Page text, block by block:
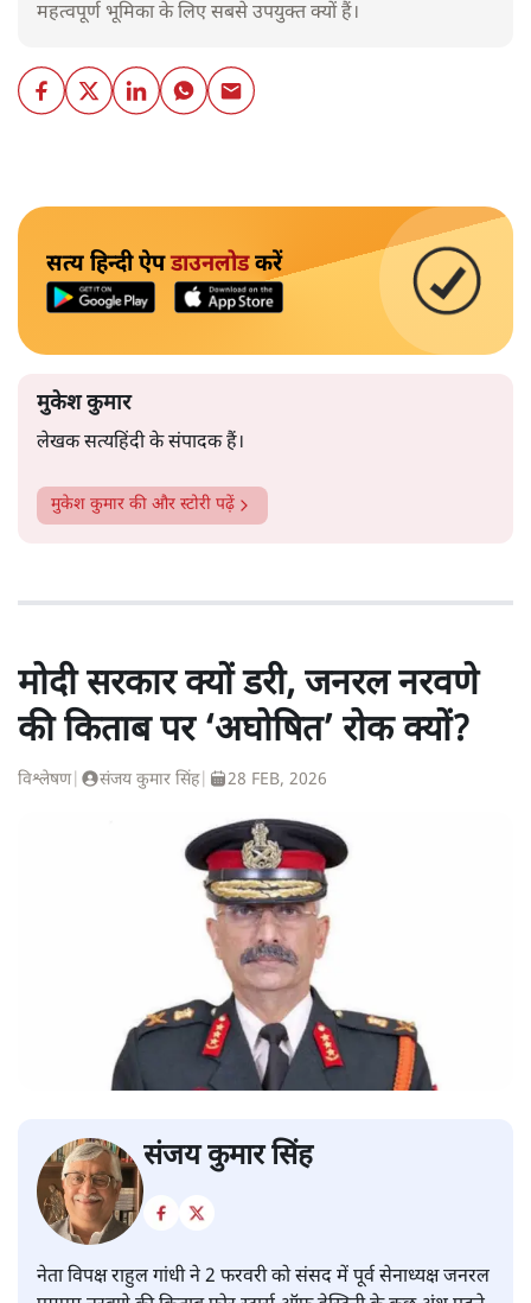
महत्वपूर्ण भूमिका के लिए सबसे उपयुक्त क्यों हैं।
सत्य हिन्दी ऐपडाउनलोडकरें
मुकेश कुमार
लेखक सत्यहिंदी के संपादक हैं।
मुकेश कुमार की और स्टोरी पढ़ें
मोदी सरकार क्यों डरी, जनरल नरवणे
की किताब पर ‘अघोषित’ रोक क्यों?
विश्लेषण| संजय कुमार सिंह| 28 FEB, 2026
संजय कुमार सिंह
नेता विपक्ष राहुल गांधी ने 2 फरवरी को संसद में पूर्व सेनाध्यक्ष जनरल